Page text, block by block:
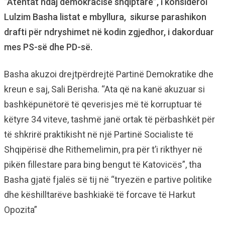
Lulzim Basha listat e mbyllura, sikurse parashikon
drafti për ndryshimet në kodin zgjedhor, i dakorduar
mes PS-së dhe PD-së.
Basha akuzoi drejtpërdrejtë Partinë Demokratike dhe
kreun e saj, Sali Berisha. “Ata që na kanë akuzuar si
bashkëpunëtorë të qeverisjes më të korruptuar të
këtyre 34 viteve, tashmë janë ortak të përbashkët për
të shkrirë praktikisht në një Partinë Socialiste të
Shqipërisë dhe Rithemelimin, pra për t’i rikthyer në
pikën fillestare para bing bengut të Katovicës”, tha
Basha gjatë fjalës së tij në “tryezën e partive politike
dhe këshilltarëve bashkiakë të forcave të Harkut
Opozita”